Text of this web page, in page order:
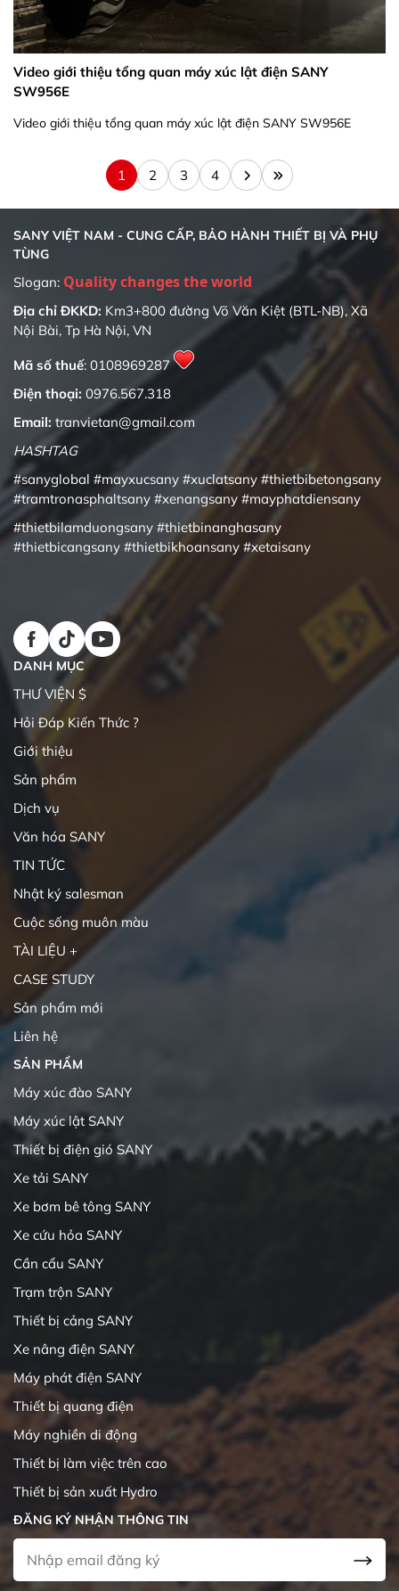
Video giới thiệu tổng quan máy xúc lật điện SANY
SW956E
Video giới thiệu tổng quan máy xúc lật điện SANY SW956E
1 2 3 4
SANY VIỆT NAM - CUNG CẤP, BẢO HÀNH THIẾT BỊ VÀ PHỤ
TÙNG
Slogan:
Địa chỉ ĐKKD: Km3+800 đường Võ Văn Kiệt (BTL-NB), Xã
Nội Bài, Tp Hà Nội, VN
Mã số thuế: 0108969287
Điện thoại: 0976.567.318
Email: tranvietan@gmail.com
HASHTAG
#sanyglobal #mayxucsany #xuclatsany #thietbibetongsany
#tramtronasphaltsany #xenangsany #mayphatdiensany
#thietbilamduongsany #thietbinanghasany
#thietbicangsany #thietbikhoansany #xetaisany
DANH MỤC
THƯ VIỆN $
Hỏi Đáp Kiến Thức ?
Giới thiệu
Sản phẩm
Dịch vụ
Văn hóa SANY
TIN TỨC
Nhật ký salesman
Cuộc sống muôn màu
TÀI LIỆU +
CASE STUDY
Sản phẩm mới
Liên hệ
SẢN PHẨM
Máy xúc đào SANY
Máy xúc lật SANY
Thiết bị điện gió SANY
Xe tải SANY
Xe bơm bê tông SANY
Xe cứu hỏa SANY
Cần cẩu SANY
Trạm trộn SANY
Thiết bị cảng SANY
Xe nâng điện SANY
Máy phát điện SANY
Thiết bị quang điện
Máy nghiền di động
Thiết bị làm việc trên cao
Thiết bị sản xuất Hydro
ĐĂNG KÝ NHẬN THÔNG TIN